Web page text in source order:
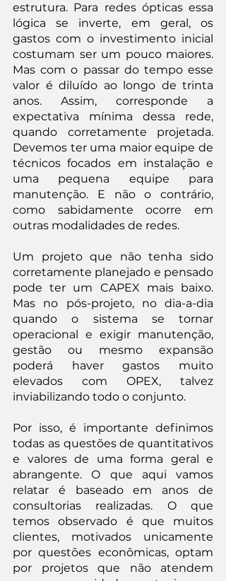
estrutura. Para redes ópticas essa
lógica se inverte, em geral, os
gastos com o investimento inicial
costumam ser um pouco maiores.
Mas com o passar do tempo esse
valor é diluído ao longo de trinta
anos. Assim, corresponde a
expectativa mínima dessa rede,
quando corretamente projetada.
Devemos ter uma maior equipe de
técnicos focados em instalação e
uma pequena equipe para
manutenção. E não o contrário,
como sabidamente ocorre em
outras modalidades de redes.
Um projeto que não tenha sido
corretamente planejado e pensado
pode ter um CAPEX mais baixo.
Mas no pós-projeto, no dia-a-dia
quando o sistema se tornar
operacional e exigir manutenção,
gestão ou mesmo expansão
poderá haver gastos muito
elevados com OPEX, talvez
inviabilizando todo o conjunto.
Por isso, é importante definimos
todas as questões de quantitativos
e valores de uma forma geral e
abrangente. O que aqui vamos
relatar é baseado em anos de
consultorias realizadas. O que
temos observado é que muitos
clientes, motivados unicamente
por questões econômicas, optam
por projetos que não atendem